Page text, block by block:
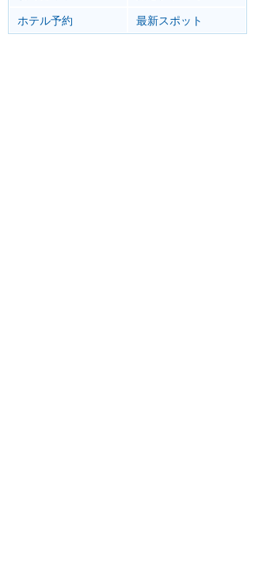
ホテル予約
最新スポット